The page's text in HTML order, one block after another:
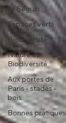
Ile Seguin
Espaces verts
Biodiversité
Nature et
Biodiversité
Aux portes de
Paris - stades -
bois
Bonnes pratiques